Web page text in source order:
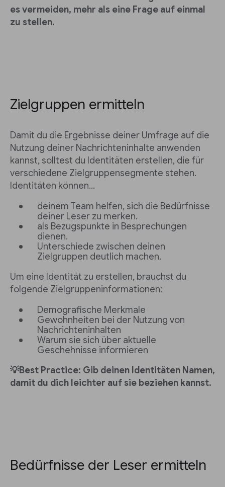
es vermeiden, mehr als eine Frage auf einmal
zu stellen.
Zielgruppen ermitteln
Damit du die Ergebnisse deiner Umfrage auf die
Nutzung deiner Nachrichteninhalte anwenden
kannst, solltest du Identitäten erstellen, die für
verschiedene Zielgruppensegmente stehen.
Identitäten können…
deinem Team helfen, sich die Bedürfnisse
deiner Leser zu merken.
als Bezugspunkte in Besprechungen
dienen.
Unterschiede zwischen deinen
Zielgruppen deutlich machen.
Um eine Identität zu erstellen, brauchst du
folgende Zielgruppeninformationen:
Demografische Merkmale
Gewohnheiten bei der Nutzung von
Nachrichteninhalten
Warum sie sich über aktuelle
Geschehnisse informieren
💡Best Practice: Gib deinen Identitäten Namen,
damit du dich leichter auf sie beziehen kannst.
Bedürfnisse der Leser ermitteln